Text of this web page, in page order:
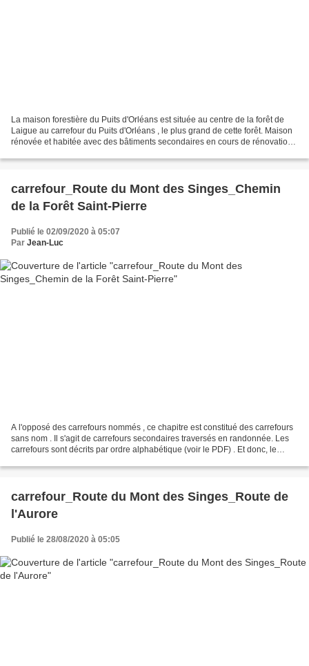
La maison forestière du Puits d'Orléans est située au centre de la forêt de
Laigue au carrefour du Puits d'Orléans , le plus grand de cette forêt. Maison
rénovée et habitée avec des bâtiments secondaires en cours de rénovation.
carrefour_Route du Mont des Singes_Chemin
de la Forêt Saint-Pierre
Publié le 02/09/2020 à 05:07
Par Jean-Luc
A l'opposé des carrefours nommés , ce chapitre est constitué des carrefours
sans nom . Il s'agit de carrefours secondaires traversés en randonnée. Les
carrefours sont décrits par ordre alphabétique (voir le PDF) . Et donc, le
carrefour_Route du Mont des Singes_Route de
l'Aurore
Publié le 28/08/2020 à 05:05